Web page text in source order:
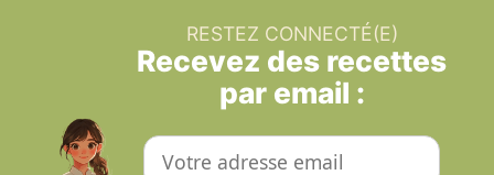
RESTEZ CONNECTÉ(E)
Recevez des recettes
par email :